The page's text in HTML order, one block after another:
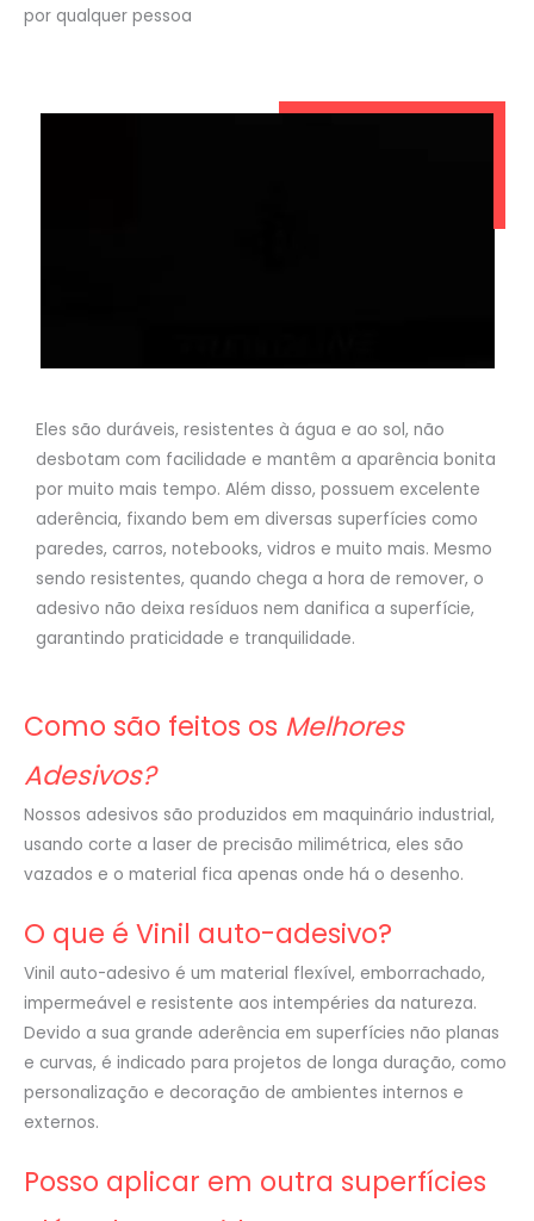
por qualquer pessoa
Eles são duráveis, resistentes à água e ao sol, não
desbotam com facilidade e mantêm a aparência bonita
por muito mais tempo. Além disso, possuem excelente
aderência, fixando bem em diversas superfícies como
paredes, carros, notebooks, vidros e muito mais. Mesmo
sendo resistentes, quando chega a hora de remover, o
adesivo não deixa resíduos nem danifica a superfície,
garantindo praticidade e tranquilidade.
Como são feitos os Melhores
Adesivos?
Nossos adesivos são produzidos em maquinário industrial,
usando corte a laser de precisão milimétrica, eles são
vazados e o material fica apenas onde há o desenho.
O que é Vinil auto-adesivo?
Vinil auto-adesivo é um material flexível, emborrachado,
impermeável e resistente aos intempéries da natureza.
Devido a sua grande aderência em superfícies não planas
e curvas, é indicado para projetos de longa duração, como
personalização e decoração de ambientes internos e
externos.
Posso aplicar em outra superfícies